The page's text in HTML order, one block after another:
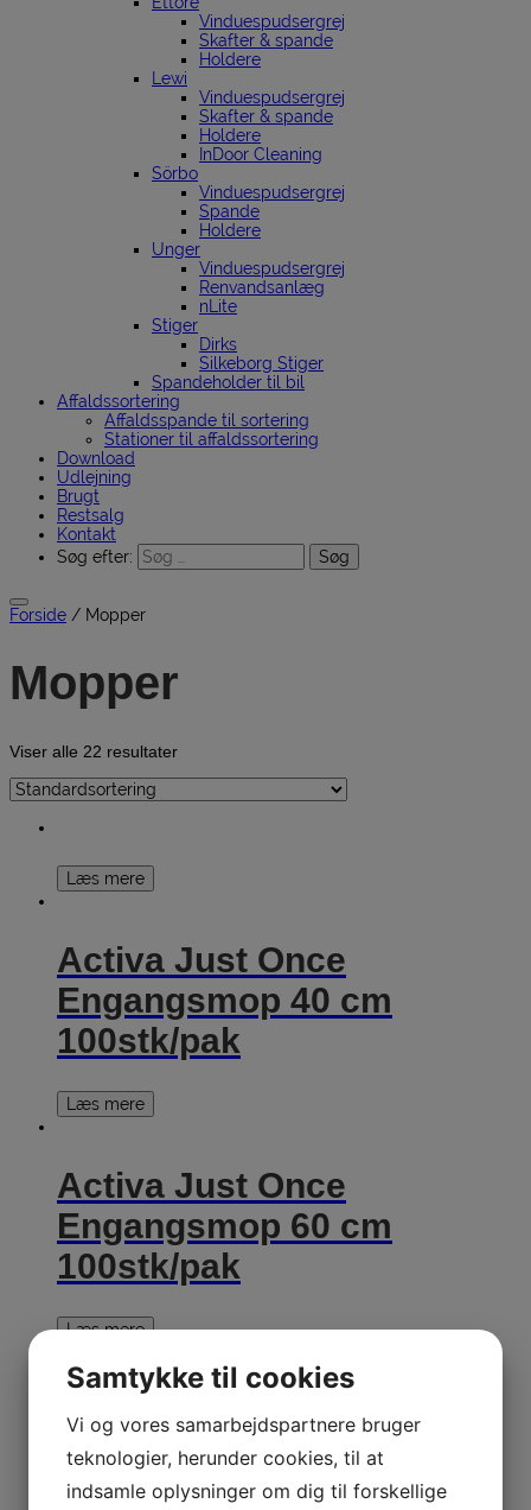
Vinduespudsergrej
Skafter & spande
Holdere
Lewi
Vinduespudsergrej
Skafter & spande
Holdere
InDoor Cleaning
Sörbo
Vinduespudsergrej
Spande
Holdere
Unger
Vinduespudsergrej
Renvandsanlæg
nLite
Stiger
Dirks
Silkeborg Stiger
Spandeholder til bil
Affaldssortering
Affaldsspande til sortering
Stationer til affaldssortering
Download
Udlejning
Brugt
Restsalg
Kontakt
Søg efter:
Forside / Mopper
Mopper
Viser alle 22 resultater
Læs mere
Activa Just Once
Engangsmop 40 cm
100stk/pak
Læs mere
Activa Just Once
Engangsmop 60 cm
100stk/pak
Læs mere
Activa Just Once Våd
Engangsmop 40 cm
100stk/pak
Samtykke til cookies
Vi og vores samarbejdspartnere bruger
teknologier, herunder cookies, til at
indsamle oplysninger om dig til forskellige